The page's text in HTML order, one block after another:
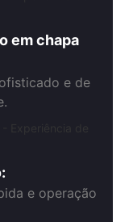
em chapa
e de
e operação